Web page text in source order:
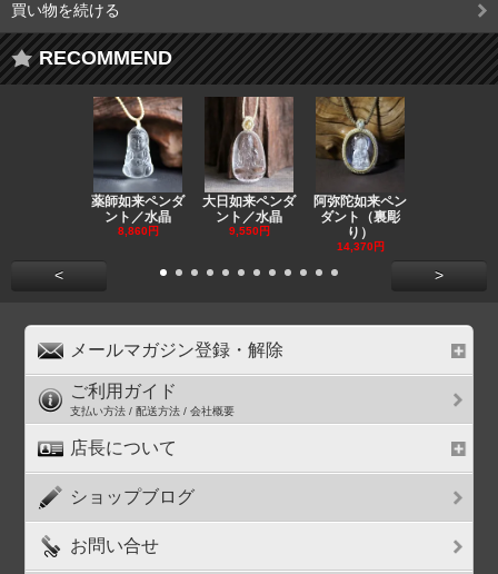
買い物を続ける
RECOMMEND
薬師如来ペンダ
ント／水晶
8,860円
大日如来ペンダ
ント／水晶
9,550円
阿弥陀如来ペン
ダント（裏彫
り）
14,370円
< >
メールマガジン登録・解除
ご利用ガイド
支払い方法 / 配送方法 / 会社概要
店長について
ショップブログ
お問い合せ